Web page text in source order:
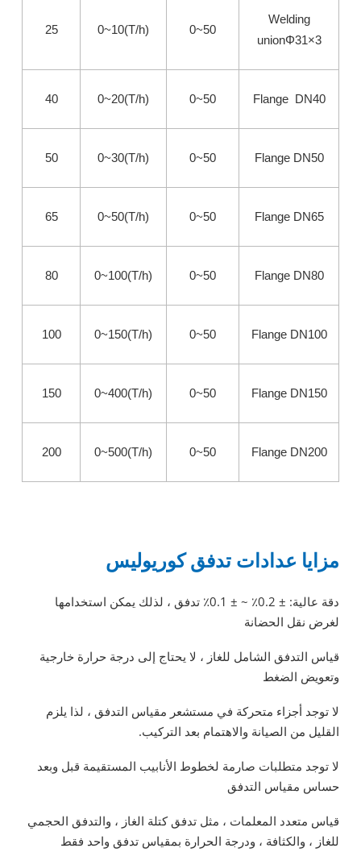
25 0~10(T/h) 0~50
Welding
unionΦ31×3
40 0~20(T/h) 0~50 Flange DN40
50 0~30(T/h) 0~50 Flange DN50
65 0~50(T/h) 0~50 Flange DN65
80 0~100(T/h) 0~50 Flange DN80
100 0~150(T/h) 0~50 Flange DN100
150 0~400(T/h) 0~50 Flange DN150
200 0~500(T/h) 0~50 Flange DN200
مزايا عدادات تدفق كوريوليس
دقة عالية: ± 0.2٪ ~ ± 0.1٪ تدفق ، لذلك يمكن استخدامها
لغرض نقل الحضانة
قياس التدفق الشامل للغاز ، لا يحتاج إلى درجة حرارة خارجية
وتعويض الضغط
لا توجد أجزاء متحركة في مستشعر مقياس التدفق ، لذا يلزم
القليل من الصيانة والاهتمام بعد التركيب.
لا توجد متطلبات صارمة لخطوط الأنابيب المستقيمة قبل وبعد
حساس مقياس التدفق
قياس متعدد المعلمات ، مثل تدفق كتلة الغاز ، والتدفق الحجمي
للغاز ، والكثافة ، ودرجة الحرارة بمقياس تدفق واحد فقط